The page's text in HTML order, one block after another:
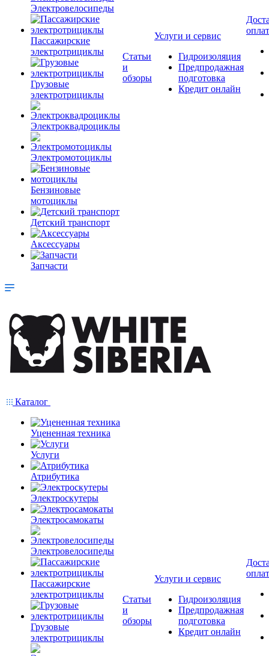
Электровелосипеды
Пассажирские
электротрициклы
Грузовые
электротрициклы
Электроквадроциклы
Электромотоциклы
Бензиновые
мотоциклы
Детский транспорт
Аксессуары
Запчасти
Статьи
и
обзоры
Услуги и сервис
Гидроизоляция
Предпродажная
подготовка
Кредит онлайн
Каталог
Уцененная техника
Услуги
Атрибутика
Электроскутеры
Электросамокаты
Электровелосипеды
Пассажирские
электротрициклы
Грузовые
электротрициклы
Статьи
и
обзоры
Услуги и сервис
Гидроизоляция
Предпродажная
подготовка
Кредит онлайн